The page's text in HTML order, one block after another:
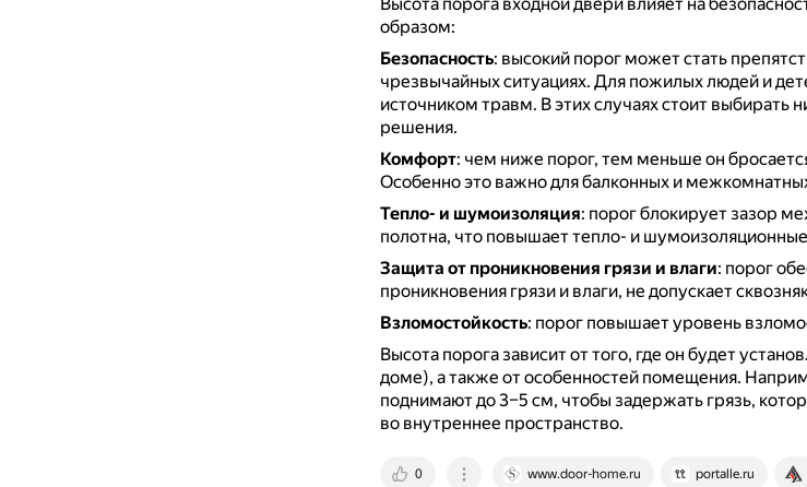
образом:
Безопасность: высокий порог может стать
чрезвычайных ситуациях. Для пожилых людей и
источником травм. В этих случаях стоит выбирать
решения.
Комфорт: чем ниже порог, тем меньше он
Особенно это важно для балконных и
Тепло- и шумоизоляция: порог блокирует зазор
полотна, что повышает тепло- и
Защита от проникновения грязи и влаги: порог
проникновения грязи и влаги, не допускает
Взломостойкость: порог повышает уровень
Высота порога зависит от того, где он будет
доме), а также от особенностей помещения.
поднимают до 3–5 см, чтобы задержать грязь,
во внутреннее пространство.
0 www.door-home.ru portalle.ru